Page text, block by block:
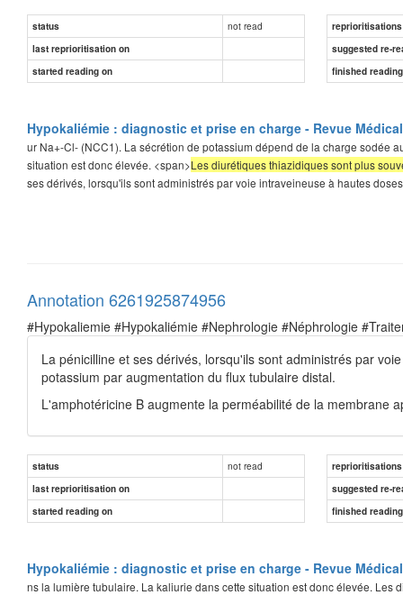
status not read
reprioritisations
last reprioritisation on
suggested re-
started reading on
finished
Hypokaliémie : diagnostic et prise en charge - Revue
ur Na+-Cl- (NCC1). La sécrétion de potassium dépend de la charge sodée
situation est donc élevée. <span>Les diurétiques thiazidiques sont plus
ses dérivés, lorsqu'ils sont administrés par voie intraveineuse à hautes
Annotation 6261925874956
#Hypokaliemie #Hypokaliémie #Nephrologie #Néphrologie
La pénicilline et ses dérivés, lorsqu'ils sont administrés par
potassium par augmentation du flux tubulaire distal.
L'amphotéricine B augmente la perméabilité de la membrane
status not read
reprioritisations
last reprioritisation on
suggested re-
started reading on
finished
Hypokaliémie : diagnostic et prise en charge - Revue
ns la lumière tubulaire. La kaliurie dans cette situation est donc élevée.